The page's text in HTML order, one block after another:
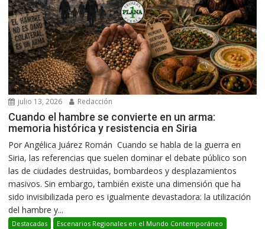
julio 13, 2026 Redacción
Cuando el hambre se convierte en un arma:
memoria histórica y resistencia en Siria
Por Angélica Juárez Román Cuando se habla de la guerra en
Siria, las referencias que suelen dominar el debate público son
las de ciudades destruidas, bombardeos y desplazamientos
masivos. Sin embargo, también existe una dimensión que ha
sido invisibilizada pero es igualmente devastadora: la utilización
del hambre y...
Destacadas Escenarios Regionales en el Mundo Contemporáneo